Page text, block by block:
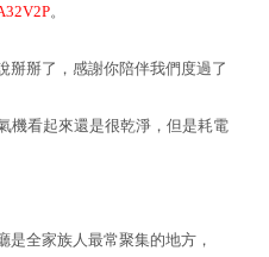
。
掰掰了，感謝你陪伴我們度過了
機看起來還是很乾淨，但是耗電
是全家族人最常聚集的地方，